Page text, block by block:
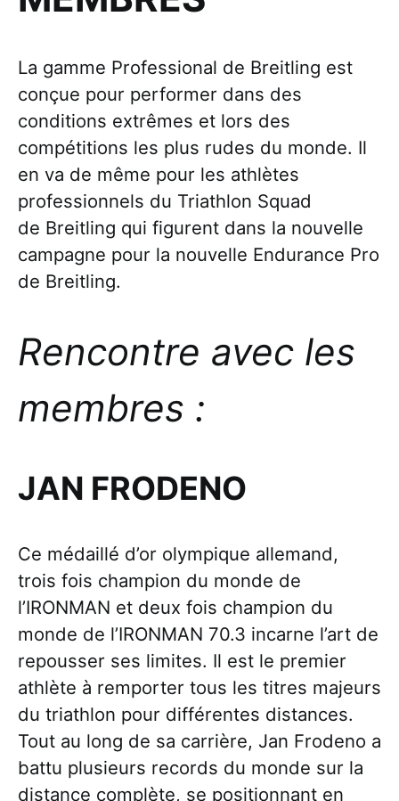
La gamme Professional de Breitling est
conçue pour performer dans des
conditions extrêmes et lors des
compétitions les plus rudes du monde. Il
en va de même pour les athlètes
professionnels du Triathlon Squad
de Breitling qui figurent dans la nouvelle
campagne pour la nouvelle Endurance Pro
de Breitling.
Rencontre avec les
membres :
JAN FRODENO
Ce médaillé d’or olympique allemand,
trois fois champion du monde de
l’IRONMAN et deux fois champion du
monde de l’IRONMAN 70.3 incarne l’art de
repousser ses limites. Il est le premier
athlète à remporter tous les titres majeurs
du triathlon pour différentes distances.
Tout au long de sa carrière, Jan Frodeno a
battu plusieurs records du monde sur la
distance complète, se positionnant en